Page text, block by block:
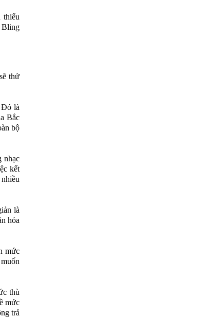
thiếu
Bling
thử
Đó là
Bắc
bộ
nhạc
kết
là
hóa
mức
thù
mức
trả